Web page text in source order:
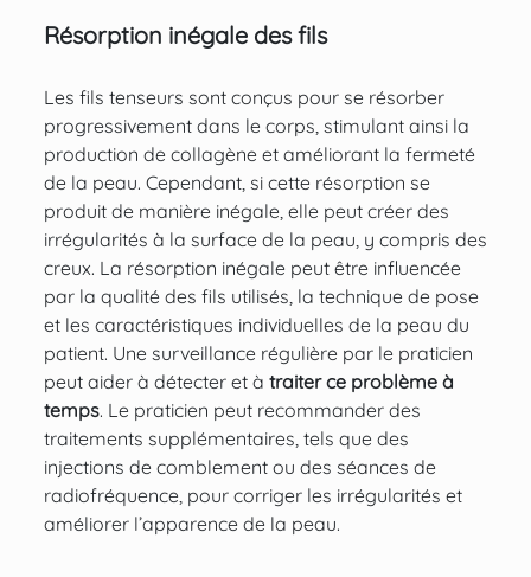
Résorption inégale des fils
Les fils tenseurs sont conçus pour se résorber
progressivement dans le corps, stimulant ainsi la
production de collagène et améliorant la fermeté
de la peau. Cependant, si cette résorption se
produit de manière inégale, elle peut créer des
irrégularités à la surface de la peau, y compris des
creux. La résorption inégale peut être influencée
par la qualité des fils utilisés, la technique de pose
et les caractéristiques individuelles de la peau du
patient. Une surveillance régulière par le praticien
peut aider à détecter et à traiter ce problème à
temps. Le praticien peut recommander des
traitements supplémentaires, tels que des
injections de comblement ou des séances de
radiofréquence, pour corriger les irrégularités et
améliorer l’apparence de la peau.